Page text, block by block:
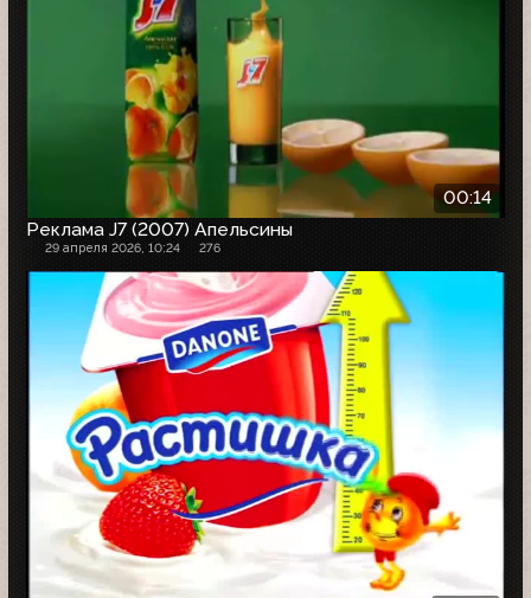
00:14
Реклама J7 (2007) Апельсины
29 апреля 2026, 10:24 276